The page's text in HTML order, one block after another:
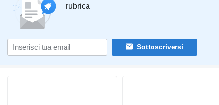
rubrica
Sottoscriversi